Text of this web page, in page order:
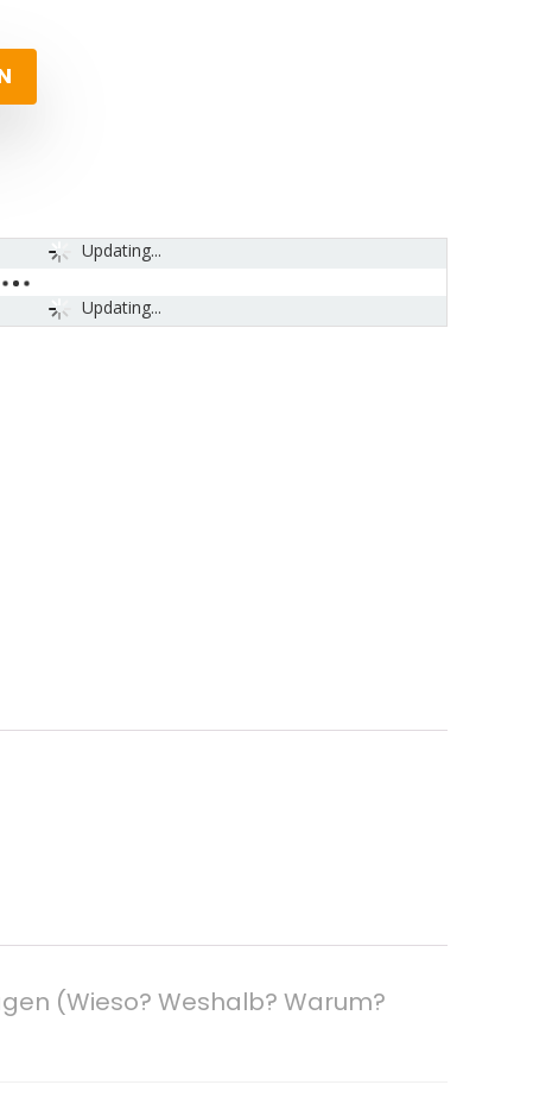
Updating...
Updating...
(Wieso? Weshalb? Warum?